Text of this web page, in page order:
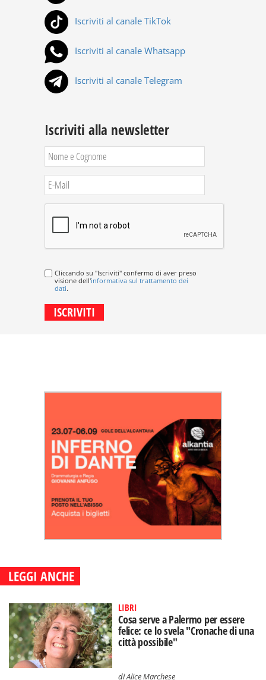
Iscriviti al canale TikTok
Iscriviti al canale Whatsapp
Iscriviti al canale Telegram
Iscriviti alla newsletter
Cliccando su "Iscriviti" confermo di aver preso
visione dell'informativa sul trattamento dei
dati.
LEGGI ANCHE
LIBRI
Cosa serve a Palermo per essere
felice: ce lo svela "Cronache di una
città possibile"
diAlice Marchese